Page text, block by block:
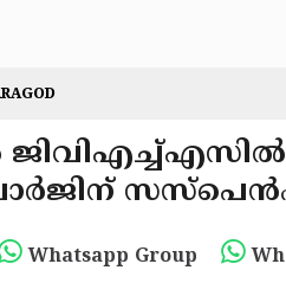
Whatsapp Group